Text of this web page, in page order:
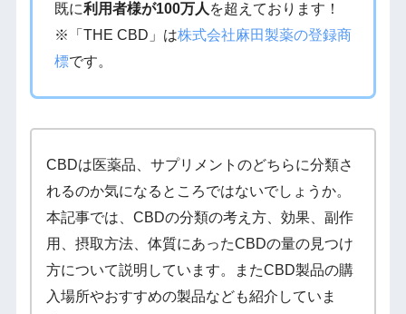
既に利用者様が100万人 を超えております！
※「THE CBD」は株式会社麻田製薬の登録商
標です。
CBDは医薬品、サプリメントのどちらに分類さ
れるのか気になるところではないでしょうか。
本記事では、CBDの分類の考え方、効果、副作
用、摂取方法、体質にあったCBDの量の見つけ
方について説明しています。またCBD製品の購
入場所やおすすめの製品なども紹介していま